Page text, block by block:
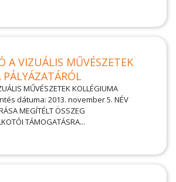
A VIZUÁLIS MŰVÉSZETEK
MŰVÉSZETEK KOLLÉGIUMA
dátuma: 2013. november 5. NÉV
MEGÍTÉLT ÖSSZEG
TÁMOGATÁSRA...